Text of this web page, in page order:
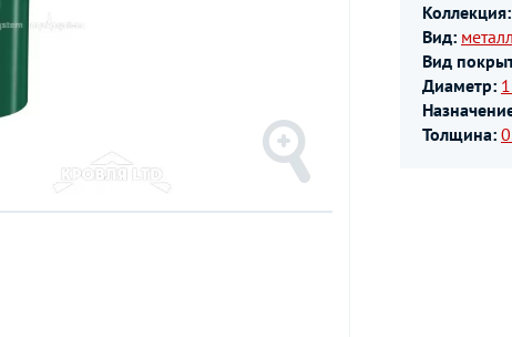
Коллекция:
Вид:
Вид
Диаметр:
Толщина: